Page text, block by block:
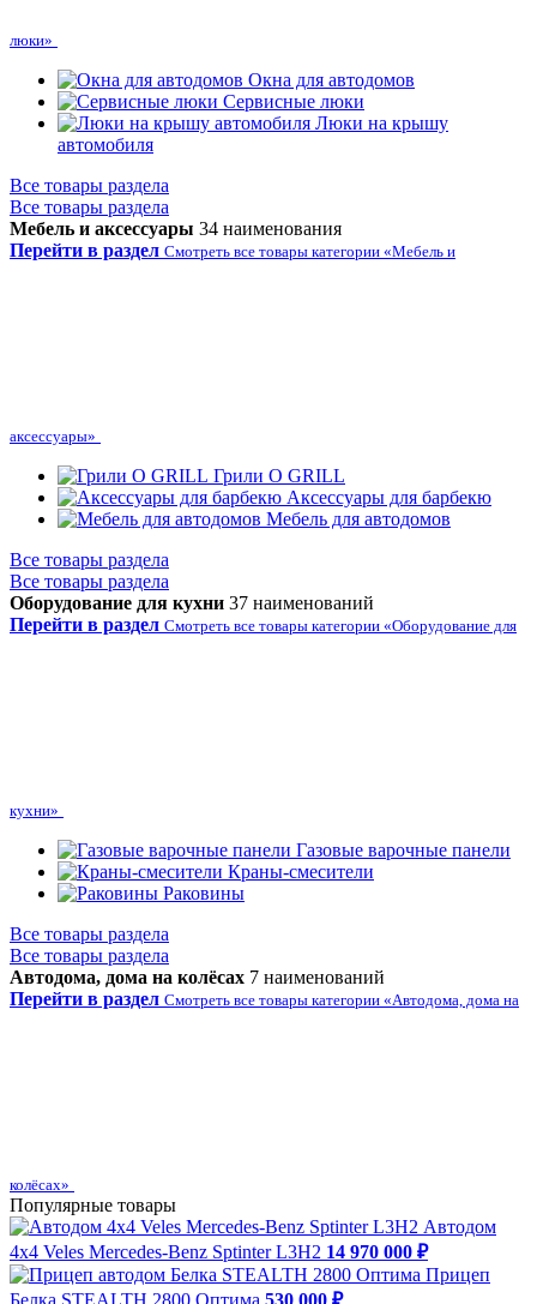
люки»
Окна для автодомов
Сервисные люки
Люки на крышу
автомобиля
Все товары раздела
Все товары раздела
Мебель и аксессуары 34 наименования
Перейти в раздел Смотреть все товары категории «Мебель и
аксессуары»
Грили O GRILL
Аксессуары для барбекю
Мебель для автодомов
Все товары раздела
Все товары раздела
Оборудование для кухни 37 наименований
Перейти в раздел Смотреть все товары категории «Оборудование для
кухни»
Газовые варочные панели
Краны-смесители
Раковины
Все товары раздела
Все товары раздела
Автодома, дома на колёсах 7 наименований
Перейти в раздел Смотреть все товары категории «Автодома, дома на
колёсах»
Популярные товары
Автодом
4х4 Veles Mercedes-Benz Sptinter L3H2 14 970 000 ₽
Прицеп
Белка STEALTH 2800 Оптима 530 000 ₽